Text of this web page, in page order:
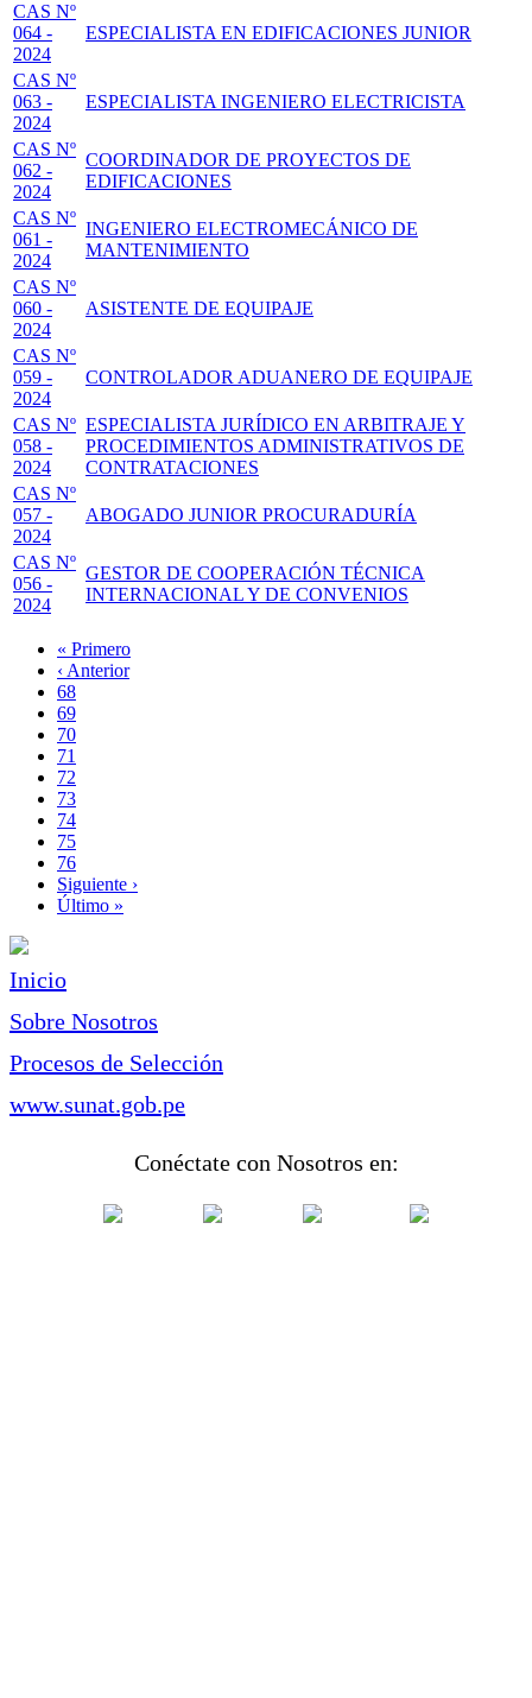
CAS Nº
064 -
2024
ESPECIALISTA EN EDIFICACIONES JUNIOR
CAS Nº
063 -
2024
ESPECIALISTA INGENIERO ELECTRICISTA
CAS Nº
062 -
2024
COORDINADOR DE PROYECTOS DE
EDIFICACIONES
CAS Nº
061 -
2024
INGENIERO ELECTROMECÁNICO DE
MANTENIMIENTO
CAS Nº
060 -
2024
ASISTENTE DE EQUIPAJE
CAS Nº
059 -
2024
CONTROLADOR ADUANERO DE EQUIPAJE
CAS Nº
058 -
2024
ESPECIALISTA JURÍDICO EN ARBITRAJE Y
PROCEDIMIENTOS ADMINISTRATIVOS DE
CONTRATACIONES
CAS Nº
057 -
2024
ABOGADO JUNIOR PROCURADURÍA
CAS Nº
056 -
2024
GESTOR DE COOPERACIÓN TÉCNICA
INTERNACIONAL Y DE CONVENIOS
Paginación
Primera
página
« Primero
Página
anterior
‹ Anterior
Page
68
Page
69
Page
70
Page
71
Página
actual
72
Page
73
Page
74
Page
75
Page
76
Siguiente
página
Siguiente ›
Última
Último »
Inicio
Sobre Nosotros
Procesos de Selección
www.sunat.gob.pe
Conéctate con Nosotros en: